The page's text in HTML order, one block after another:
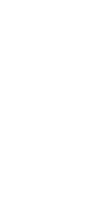
ist zurzeit nicht verfügbar.)
nicht verfügbar.)